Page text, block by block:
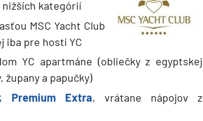
nižších kategórií
MSC Yacht Club
iba pre hostí YC
YC apartmáne (obliečky z egyptskej
župany a papučky)
Premium Extra, vrátane nápojov z